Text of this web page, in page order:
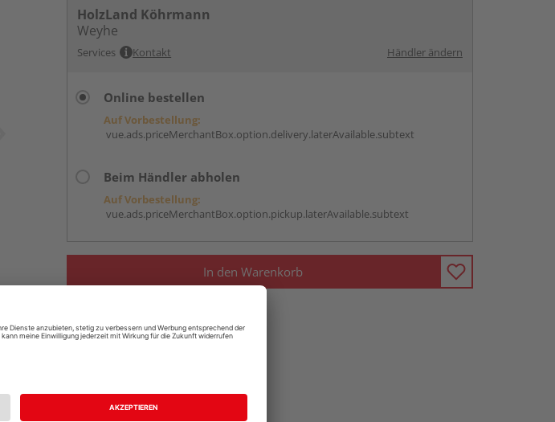
HolzLand Köhrmann
Weyhe
Services Kontakt Händler ändern
Online bestellen
Auf Vorbestellung:
vue.ads.priceMerchantBox.option.delivery.laterAvailable.subtext
Beim Händler abholen
Auf Vorbestellung:
vue.ads.priceMerchantBox.option.pickup.laterAvailable.subtext
In den Warenkorb